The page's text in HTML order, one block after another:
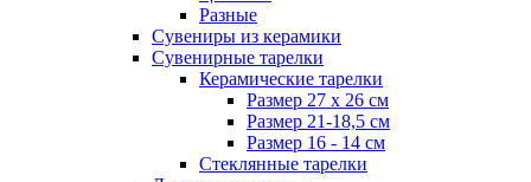
Разные
Сувениры из керамики
Сувенирные тарелки
Керамические тарелки
Размер 27 х 26 см
Размер 21-18,5 см
Размер 16 - 14 см
Стеклянные тарелки